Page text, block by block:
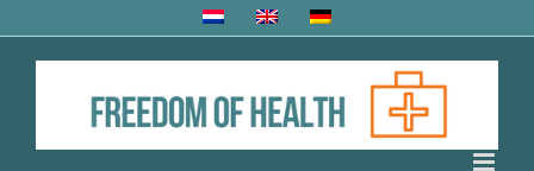
to